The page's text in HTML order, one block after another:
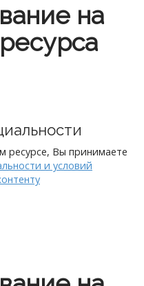
на
ресурсе, Вы принимаете
и условий